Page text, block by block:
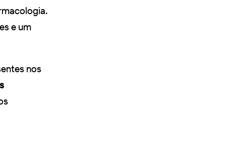
e um
nos